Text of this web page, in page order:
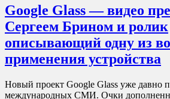
Google Glass — видео
Сергеем Брином и ролик
описывающий одну из
применения устройства
Новый проект Google Glass уже давно
международных СМИ. Очки